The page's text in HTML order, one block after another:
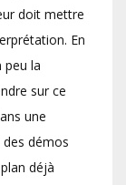
doit mettre
En
peu la
sur ce
une
des démos
déjà